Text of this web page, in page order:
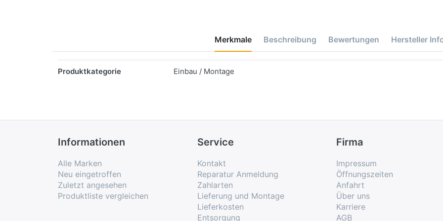
Merkmale Beschreibung Bewertungen Hersteller
Produktkategorie Einbau / Montage
Informationen
Alle Marken
Neu eingetroffen
Zuletzt angesehen
Produktliste vergleichen
Service
Kontakt
Reparatur Anmeldung
Zahlarten
Lieferung und Montage
Lieferkosten
Entsorgung
Firma
Impressum
Öffnungszeiten
Anfahrt
Über uns
Karriere
AGB